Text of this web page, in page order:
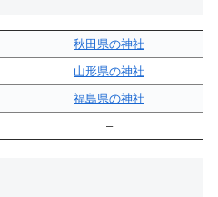
秋田県の神社
山形県の神社
福島県の神社
–